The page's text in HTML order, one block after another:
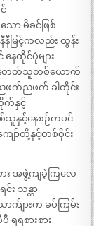
ာ မိခင်ဖြစ်
မြင့်ကလည်း ထွန်း
ေထိုင်ပုံများ
နေတတ်သူတစ်ယောက်
ဖက်ညဖက် ခါတိုင်း
က်နှင့်
စ်သူနှင့်နေစဉ်ကပင်
ော်တို့နှင့်တစ်ဝိုင်း
း အဖွဲ့ကျခဲ့ကြလေ
း သန္တာ
က်ျားက ခပ်ကြမ်း
ရရစားစား